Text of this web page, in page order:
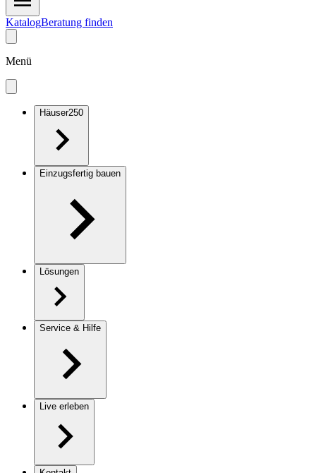
KatalogBeratung finden
Menü
Häuser250
Einzugsfertig bauen
Lösungen
Service & Hilfe
Live erleben